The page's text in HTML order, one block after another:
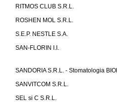
RITMOS CLUB S.R.L.
ROSHEN MOL S.R.L.
S.E.P. NESTLE S.A.
SAN-FLORIN I.I.
SANDORIA S.R.L. - Stomatologia
SANVITCOM S.R.L.
SEL si C S.R.L.